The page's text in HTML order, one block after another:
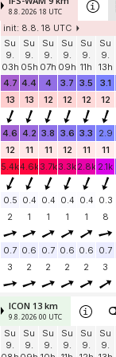
8.8. 2026 18 UTC
init: 8.8. 18 UTC
Su
9.
03h
Su
9.
05h
Su
9.
07h
Su
9.
09h
Su
9.
11h
Su
9.
13h
4.7 4.4 4 3.7 3.5 3.1
13
13 12 12 12 12
4.6 4.2 3.8 3.6 3.3 2.9
12
11 11 12 11 11
5.4k4.6k 3.7k3.3k2.8k 2.1k
0.5 0.4 0.4 0.4 0.4 0.3
2
1 1 1 1 8
0.7 0.6 0.7 0.6 0.6 0.7
3
2 2 2 2 3
ICON 13 km
9.8. 2026 00 UTC
Su
9.
Su
9.
Su
9.
Su
9.
Su
9.
Su
9.